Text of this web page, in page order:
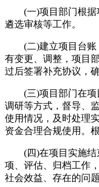
(一)项目部门根据
遴选审核等工作。
(二)建立项目台账
有变更、调整，项目
过后签署补充协议，
(三)项目部门在项
调研等方式，督导、
使用情况，及时处理
资金合理合规使用。
(四)在项目实施结
项、评估、归档工作
社会效益、存在的问